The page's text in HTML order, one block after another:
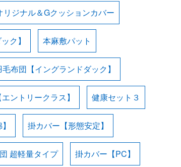
リジナル＆Gクッションカバー
ク】 本麻敷パット
布団【イングランドダック】
ントリークラス】 健康セット３
掛カバー【形態安定】
超軽量タイプ 掛カバー【PC】